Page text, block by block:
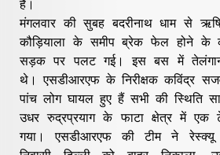
है।
मंगलवार की सुबह बदरीनाथ धाम से
कौड़ियाला के समीप ब्रेक फेल होने के
सड़क पर पलट गई। इस बस में
थे। एसडीआरएफ के निरीक्षक कविंद्र
पांच लोग घायल हुए हैं सभी की स्थिति
उधर रुद्रप्रयाग के फाटा क्षेत्र में एक
गया। एसडीआरएफ की टीम ने